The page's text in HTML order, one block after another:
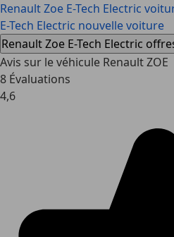
Renault Zoe E-Tech Electric
E-Tech Electric nouvelle voiture
Renault Zoe E-Tech Electric
Avis sur le véhicule Renault ZOE
8 Évaluations
4,6